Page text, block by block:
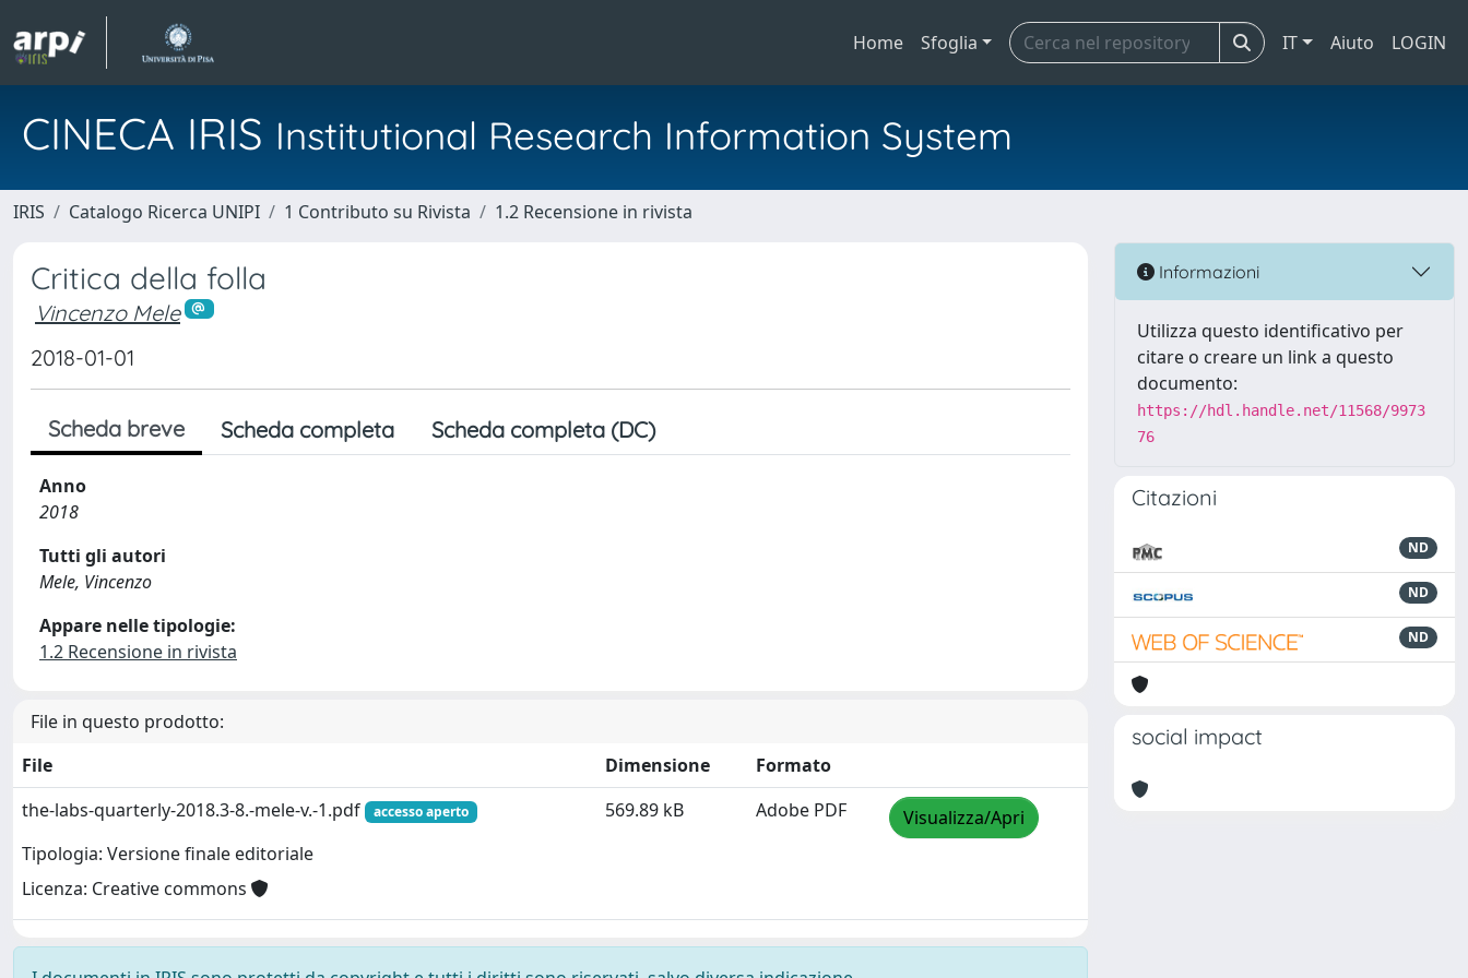
Home Sfoglia IT Aiuto LOGIN
CINECA IRIS Institutional Research Information System
IRIS Catalogo Ricerca UNIPI 1 Contributo su Rivista 1.2 Recensione in rivista
Critica della folla
Vincenzo Mele
2018-01-01
Scheda breve Scheda completa Scheda completa (DC)
Anno
2018
Tutti gli autori
Mele, Vincenzo
Appare nelle tipologie:
1.2 Recensione in rivista
File in questo prodotto:
File
Dimensione
Formato
the-labs-quarterly-2018.3-8.-mele-v.-1.pdf
accesso aperto
Tipologia: Versione finale editoriale
Licenza: Creative commons
569.89 kB Adobe PDF Visualizza/Apri
Informazioni
Utilizza questo identificativo per
citare o creare un link a questo
documento:
https://hdl.handle.net/11568/9973
76
Citazioni
ND
ND
ND
social impact